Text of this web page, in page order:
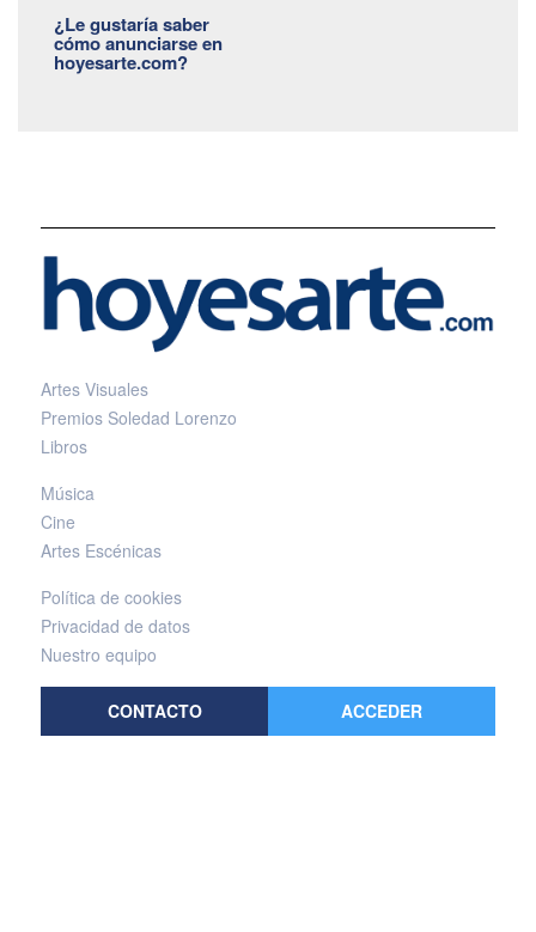
¿Le gustaría saber
cómo anunciarse en
hoyesarte.com?
Artes Visuales
Premios Soledad Lorenzo
Libros
Música
Cine
Artes Escénicas
Política de cookies
Privacidad de datos
Nuestro equipo
CONTACTO ACCEDER